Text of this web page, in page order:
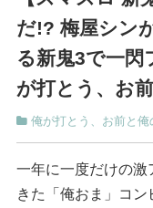
だ!? 梅屋シン
る新鬼3で一閃
が打とう、お
俺が打とう、お前と俺
一年に一度だけの激
きた「俺おま」コン